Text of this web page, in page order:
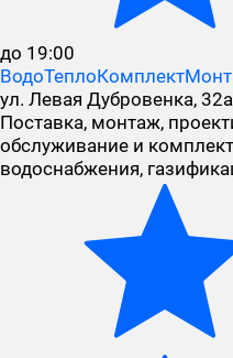
до 19:00
ул. Левая Дубровенка,
Поставка, монтаж,
обслуживание и
водоснабжения,